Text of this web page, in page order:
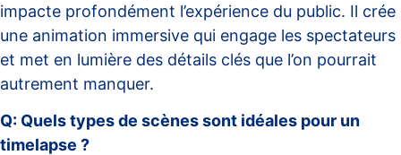
impacte profondément l’expérience du public. Il crée
une animation immersive qui engage les spectateurs
et met en lumière des détails clés que l’on pourrait
autrement manquer.
Q: Quels types de scènes sont idéales pour un
timelapse ?